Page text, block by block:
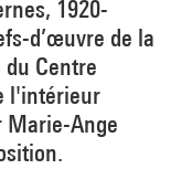
1920-
d’œuvre de la
Centre
l'intérieur
Marie-Ange